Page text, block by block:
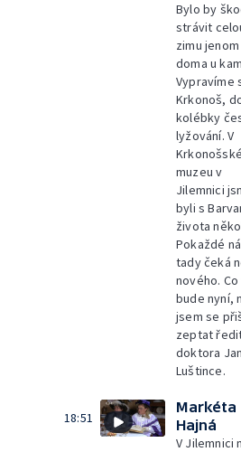
Bylo by
strávit
zimu jenom
doma u
Vypravíme
Krkonoš,
kolébky
lyžování. V
muzeu v
Jilemnici
byli s
života
Pokaždé
tady čeká
nového. Co
bude nyní,
jsem se
zeptat
doktora
Luštince.
18:51
Markéta
Hajná
V Jilemnici